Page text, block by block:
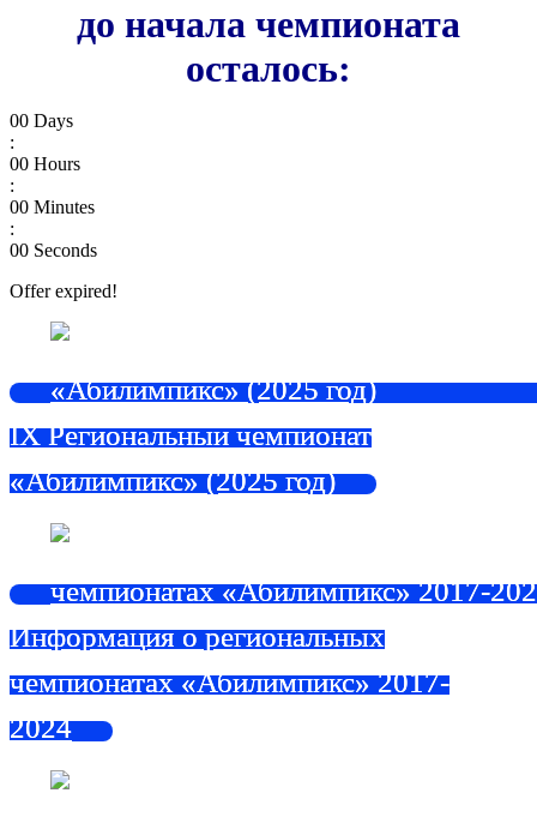
до начала чемпионата
осталось:
00 Days
:
00 Hours
:
00 Minutes
:
00 Seconds
Offer expired!
IX Региональный чемпионат
«Абилимпикс» (2025 год)
Информация о региональных
чемпионатах «Абилимпикс» 2017-
2024